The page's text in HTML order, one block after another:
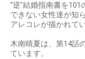
“逆"結婚指南書を
できない女性達が知
アレコレが描かれてい
木南晴夏は、第14話
ています。